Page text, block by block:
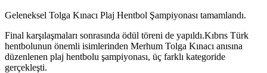
Geleneksel Tolga Kınacı Plaj Hentbol Şampiyonası tamamlandı.
Final karşılaşmaları sonrasında ödül töreni de yapıldı.Kıbrıs Türk
hentbolunun önemli isimlerinden Merhum Tolga Kınacı anısına
düzenlenen plaj hentbolu şampiyonası, üç farklı kategoride
gerçekleşti.